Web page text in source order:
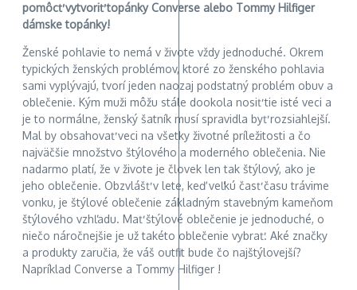
pomôcť vytvoriť topánky Converse alebo Tommy Hilfiger
dámske topánky!
Ženské pohlavie to nemá v živote vždy jednoduché. Okrem
typických ženských problémov, ktoré zo ženského pohlavia
sami vyplývajú, tvorí jeden naozaj podstatný problém obuv a
oblečenie. Kým muži môžu stále dookola nosiť tie isté veci a
je to normálne, ženský šatník musí spravidla byť rozsiahlejší.
Mal by obsahovať veci na všetky životné príležitosti a čo
najväčšie množstvo štýlového a moderného oblečenia. Nie
nadarmo platí, že v živote je človek len tak štýlový, ako je
jeho oblečenie. Obzvlášť v lete, keď veľkú časť času trávime
vonku, je štýlové oblečenie základným stavebným kameňom
štýlového vzhľadu. Mať štýlové oblečenie je jednoduché, o
niečo náročnejšie je už takéto oblečenie vybrať. Aké značky
a produkty zaručia, že váš outfit bude čo najštýlovejší?
Napríklad Converse a Tommy Hilfiger !